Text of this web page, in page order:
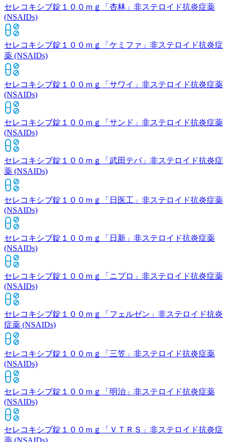
セレコキシブ錠１００ｍｇ「杏林」 非ステロイド抗炎症薬
(NSAIDs)
セレコキシブ錠１００ｍｇ「ケミファ」 非ステロイド抗炎症
薬 (NSAIDs)
セレコキシブ錠１００ｍｇ「サワイ」 非ステロイド抗炎症薬
(NSAIDs)
セレコキシブ錠１００ｍｇ「サンド」 非ステロイド抗炎症薬
(NSAIDs)
セレコキシブ錠１００ｍｇ「武田テバ」 非ステロイド抗炎症
薬 (NSAIDs)
セレコキシブ錠１００ｍｇ「日医工」 非ステロイド抗炎症薬
(NSAIDs)
セレコキシブ錠１００ｍｇ「日新」 非ステロイド抗炎症薬
(NSAIDs)
セレコキシブ錠１００ｍｇ「ニプロ」 非ステロイド抗炎症薬
(NSAIDs)
セレコキシブ錠１００ｍｇ「フェルゼン」 非ステロイド抗炎
症薬 (NSAIDs)
セレコキシブ錠１００ｍｇ「三笠」 非ステロイド抗炎症薬
(NSAIDs)
セレコキシブ錠１００ｍｇ「明治」 非ステロイド抗炎症薬
(NSAIDs)
セレコキシブ錠１００ｍｇ「ＶＴＲＳ」 非ステロイド抗炎症
薬 (NSAIDs)